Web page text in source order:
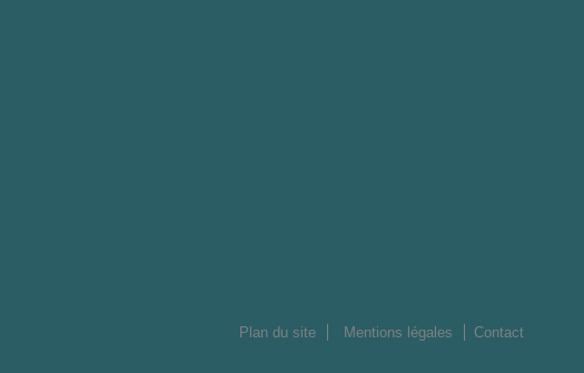
Plan du site Mentions légales Contact